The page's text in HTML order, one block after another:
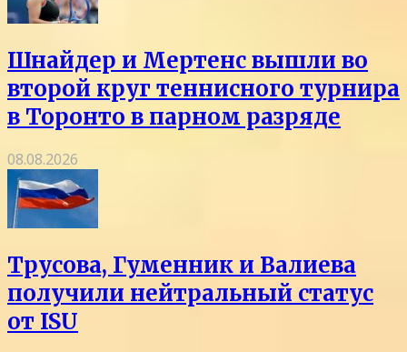
Шнайдер и Мертенс вышли во
второй круг теннисного турнира
в Торонто в парном разряде
08.08.2026
Трусова, Гуменник и Валиева
получили нейтральный статус
от ISU